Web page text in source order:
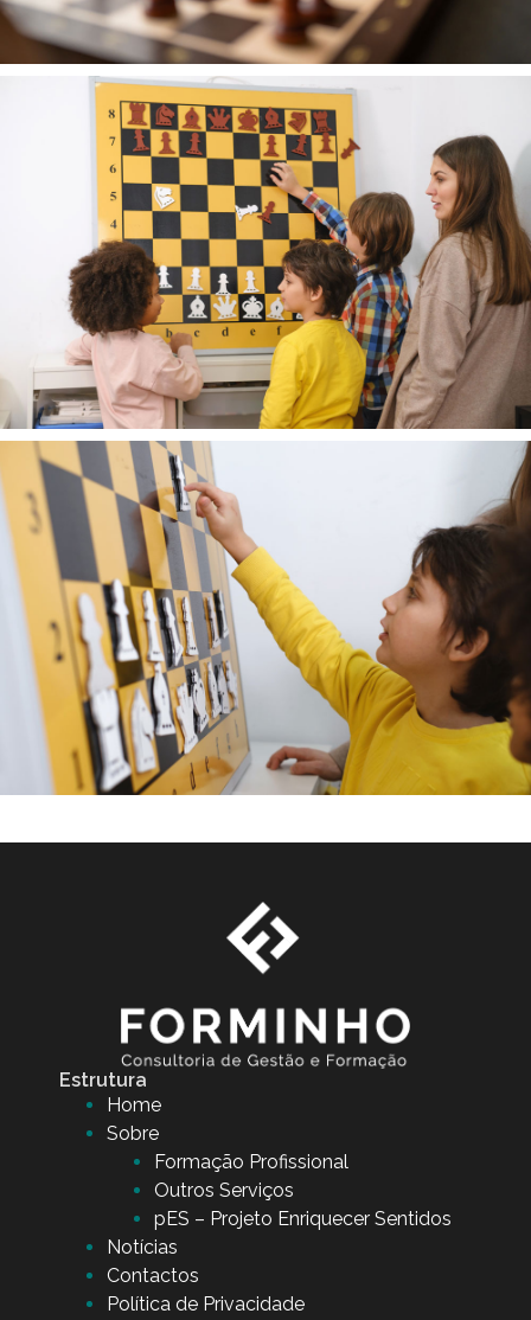
Estrutura
Home
Sobre
Formação Profissional
Outros Serviços
pES – Projeto Enriquecer Sentidos
Notícias
Contactos
Política de Privacidade